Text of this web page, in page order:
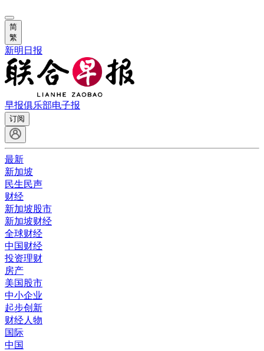
简
繁
新明日报
早报俱乐部电子报
订阅
最新
新加坡
民生民声
财经
新加坡股市
新加坡财经
全球财经
中国财经
投资理财
房产
美国股市
中小企业
起步创新
财经人物
国际
中国